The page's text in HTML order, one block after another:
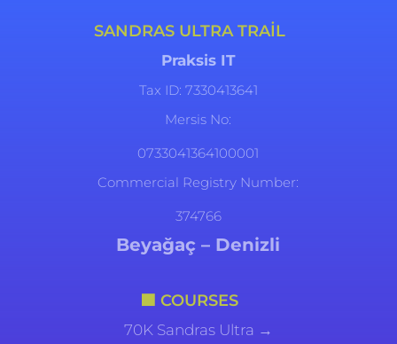
SANDRAS ULTRA TRAIL
Praksis IT
Tax ID: 7330413641
Mersis No:
0733041364100001
Commercial Registry Number:
374766
Beyağaç – Denizli
🟦 COURSES
70K Sandras Ultra →